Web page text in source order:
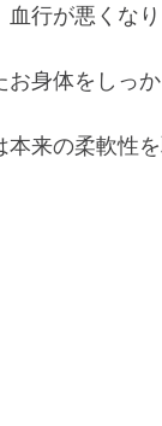
行が悪くな
お身体をしっ
本来の柔軟性